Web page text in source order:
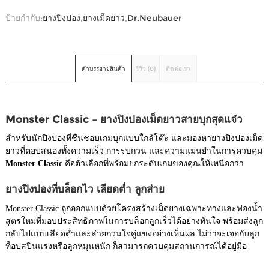
ป้ายกำกับ:ยางปิงปอง,ยางเม็ดยาว,Dr.Neubauer
คำบรรยายสินค้า รีวิว (0) ติดต่อเรา
Monster Classic – ยางปิงปองเม็ดยาวสายบุกสุดแจ๋ว
สำหรับนักปิงปองที่ชื่นชอบเกมบุกแบบใกล้โต๊ะ และมองหายางปิงปองเม็ด
ยาวที่ตอบสนองทั้งความเร็ว การรบกวน และความแม่นยำในการควบคุม
Monster Classic คือตัวเลือกที่พร้อมยกระดับเกมของคุณให้เหนือกว่า
ยางปิงปองที่บล็อกไว เลียดต่ำ ลูกส่าย
Monster Classic ถูกออกแบบด้วยโครงสร้างเม็ดยางเฉพาะทางและฟองน้ำ
สูตรใหม่ที่มอบประสิทธิภาพในการบล็อกลูกเร็วได้อย่างทันใจ พร้อมส่งลูก
กลับไปแบบเลียดต่ำและส่ายกวนใจคู่แข่งอย่างเห็นผล ไม่ว่าจะเจอกับลูก
ท็อปสปินแรงหรือลูกหมุนหนัก ก็สามารถควบคุมสถานการณ์ได้อยู่มือ